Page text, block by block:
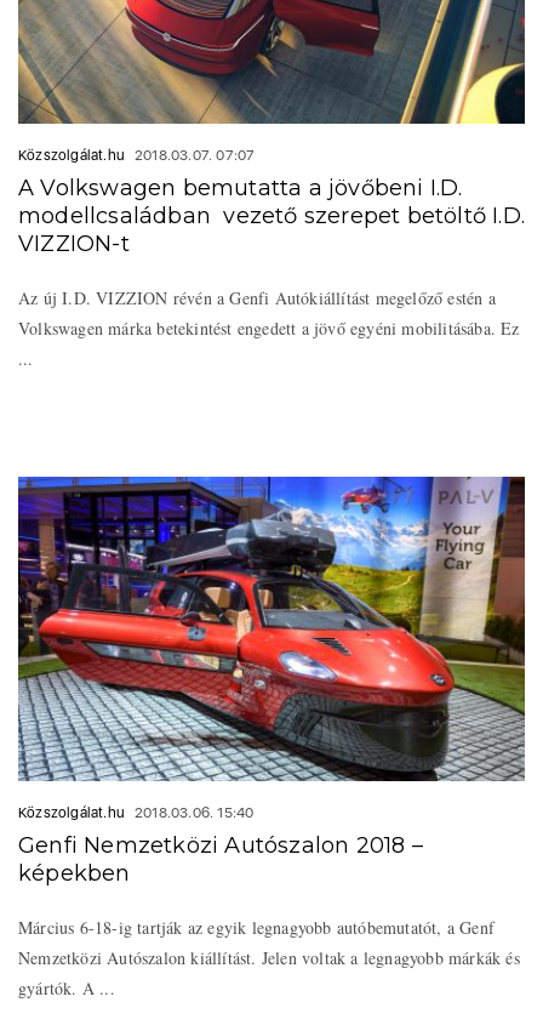
Közszolgálat.hu 2018.03.07. 07:07
A Volkswagen bemutatta a jövőbeni I.D.
modellcsaládban vezető szerepet betöltő I.D.
VIZZION-t
Az új I.D. VIZZION révén a Genfi Autókiállítást megelőző estén a
Volkswagen márka betekintést engedett a jövő egyéni mobilitásába. Ez
...
Közszolgálat.hu 2018.03.06. 15:40
Genfi Nemzetközi Autószalon 2018 –
képekben
Március 6-18-ig tartják az egyik legnagyobb autóbemutatót, a Genf
Nemzetközi Autószalon kiállítást. Jelen voltak a legnagyobb márkák és
gyártók. A ...